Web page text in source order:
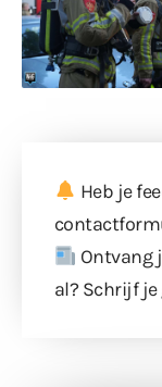
Heb je
Ontvang
al? Schrijf